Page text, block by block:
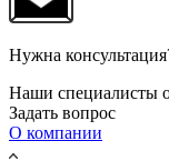
Нужна
Наши специалисты
Задать вопрос
О компании